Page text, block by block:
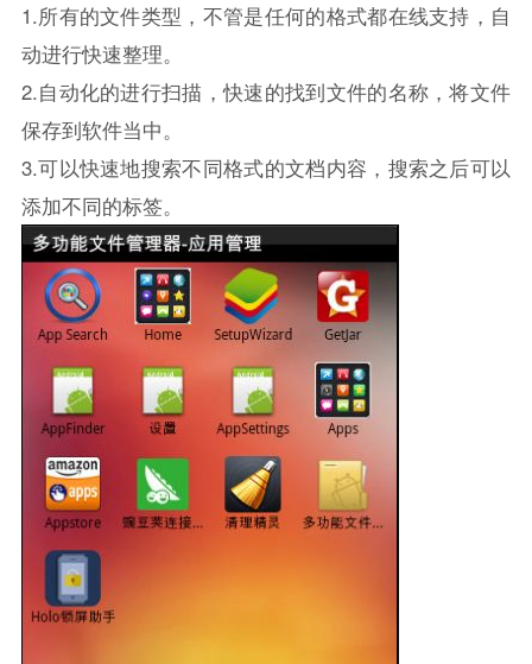
1.所有的文件类型，不管是任何的格式都在线支持，自
动进行快速整理。
2.自动化的进行扫描，快速的找到文件的名称，将文件
保存到软件当中。
3.可以快速地搜索不同格式的文档内容，搜索之后可以
添加不同的标签。